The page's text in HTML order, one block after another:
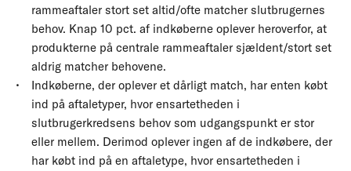
rammeaftaler stort set altid/ofte matcher slutbrugernes
behov. Knap 10 pct. af indkøberne oplever heroverfor, at
produkterne på centrale rammeaftaler sjældent/stort set
aldrig matcher behovene.
Indkøberne, der oplever et dårligt match, har enten købt
ind på aftaletyper, hvor ensartetheden i
slutbrugerkredsens behov som udgangspunkt er stor
eller mellem. Derimod oplever ingen af de indkøbere, der
har købt ind på en aftaletype, hvor ensartetheden i